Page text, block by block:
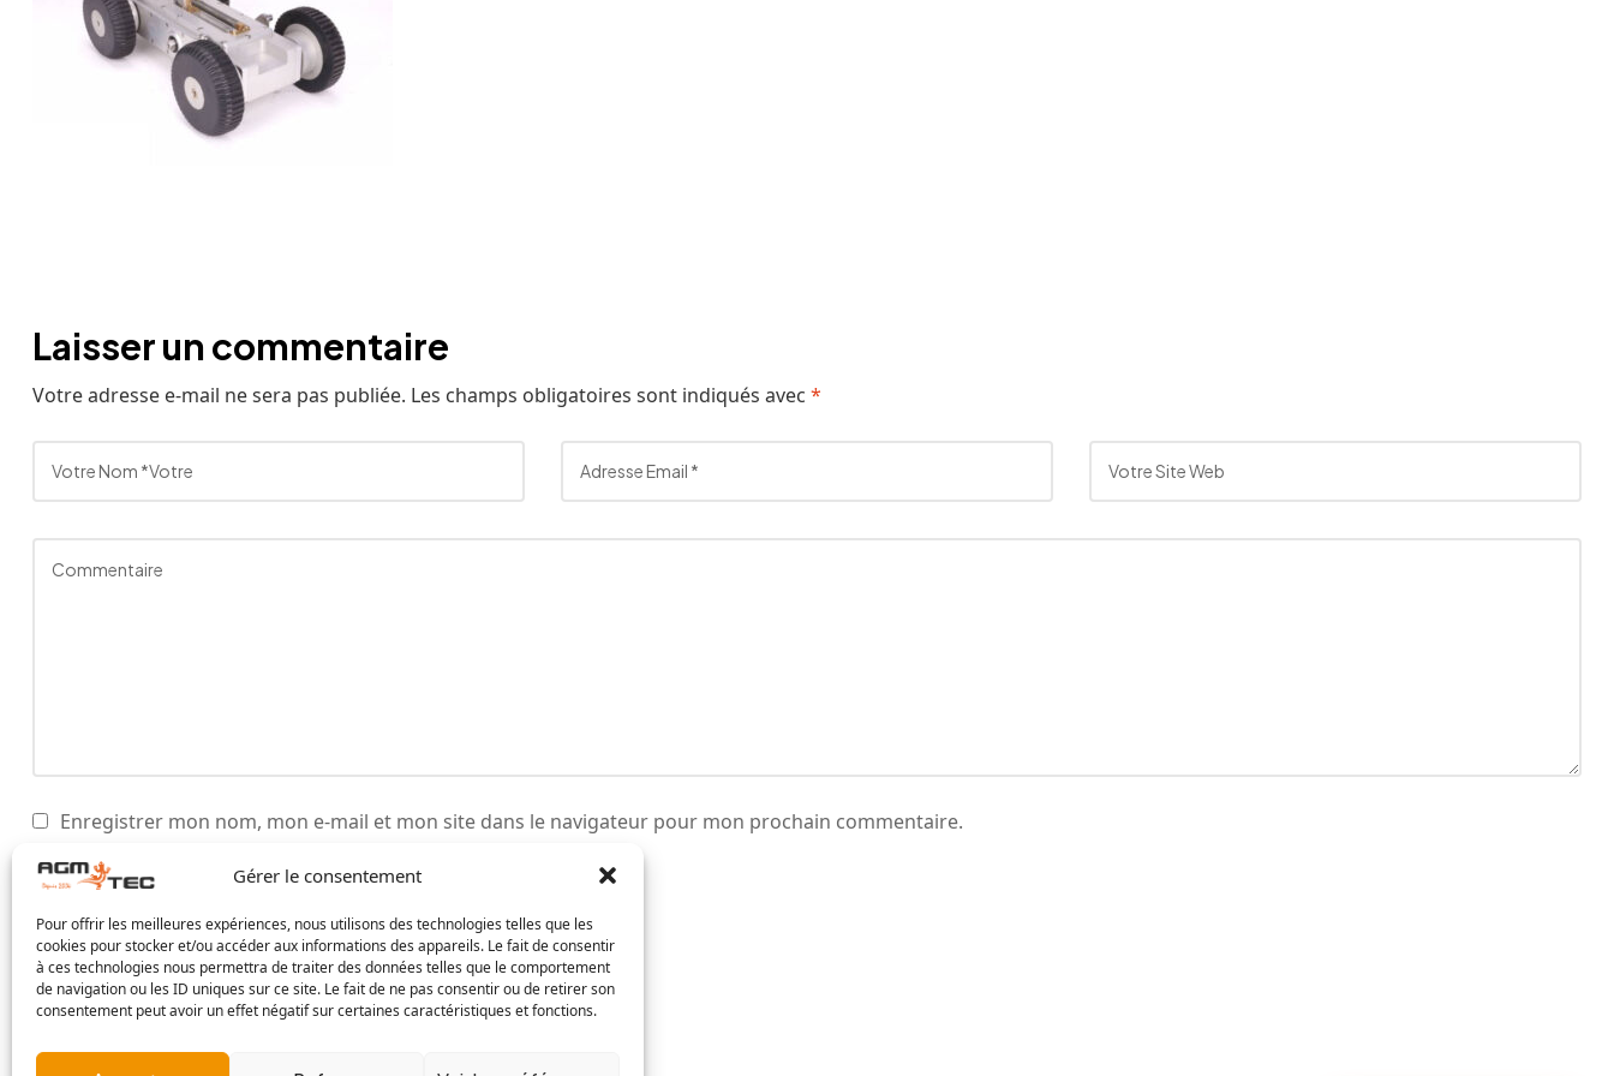
Gérer le consentement
Pour offrir les meilleures expériences, nous utilisons des technologies telles que les
cookies pour stocker et/ou accéder aux informations des appareils. Le fait de consentir
à ces technologies nous permettra de traiter des données telles que le comportement
de navigation ou les ID uniques sur ce site. Le fait de ne pas consentir ou de retirer son
consentement peut avoir un effet négatif sur certaines caractéristiques et fonctions.
Caméra
canalisation
Laisser un commentaire
Votre adresse e-mail ne sera pas publiée. Les champs obligatoires sont indiqués avec *
Enregistrer mon nom, mon e-mail et mon site dans le navigateur pour mon prochain commentaire.